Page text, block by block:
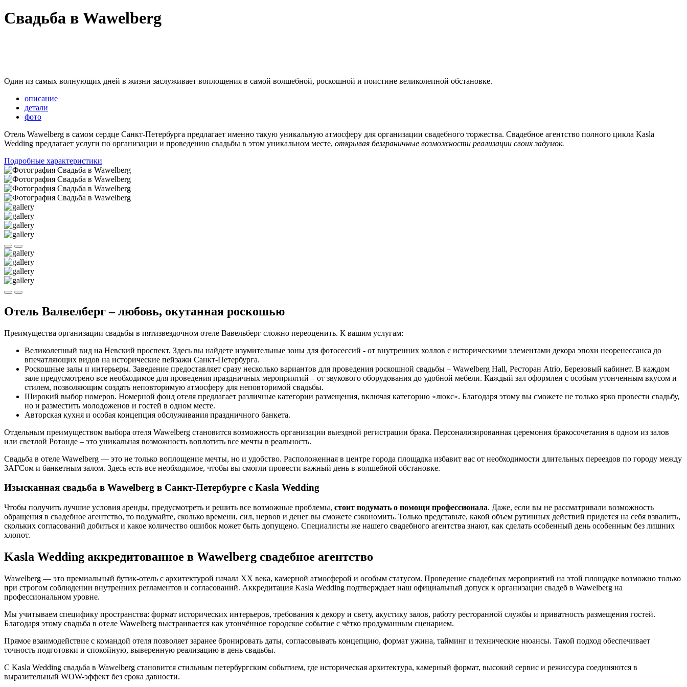
Свадьба в Wawelberg
Один из самых волнующих дней в жизни заслуживает воплощения в самой волшебной, роскошной и поистине великолепной обстановке.
описание
детали
фото
Отель Wawelberg в самом сердце Санкт-Петербурга предлагает именно такую уникальную атмосферу для организации свадебного торжества. Свадебное агентство полного цикла Kasla
Wedding предлагает услуги по организации и проведению свадьбы в этом уникальном месте, открывая безграничные возможности реализации своих задумок.
Подробные характеристики
Отель Валвелберг – любовь, окутанная роскошью
Преимущества организации свадьбы в пятизвездочном отеле Вавельберг сложно переоценить. К вашим услугам:
Великолепный вид на Невский проспект. Здесь вы найдете изумительные зоны для фотосессий - от внутренних холлов с историческими элементами декора эпохи неоренессанса до
впечатляющих видов на исторические пейзажи Санкт-Петербурга.
Роскошные залы и интерьеры. Заведение предоставляет сразу несколько вариантов для проведения роскошной свадьбы – Wawelberg Hall, Ресторан Atrio, Березовый кабинет. В каждом
зале предусмотрено все необходимое для проведения праздничных мероприятий – от звукового оборудования до удобной мебели. Каждый зал оформлен с особым утонченным вкусом и
стилем, позволяющим создать неповторимую атмосферу для неповторимой свадьбы.
Широкий выбор номеров. Номерной фонд отеля предлагает различные категории размещения, включая категорию «люкс». Благодаря этому вы сможете не только ярко провести свадьбу,
но и разместить молодоженов и гостей в одном месте.
Авторская кухня и особая концепция обслуживания праздничного банкета.
Отдельным преимуществом выбора отеля Wawelberg становится возможность организации выездной регистрации брака. Персонализированная церемония бракосочетания в одном из залов
или светлой Ротонде – это уникальная возможность воплотить все мечты в реальность.
Свадьба в отеле Wawelberg — это не только воплощение мечты, но и удобство. Расположенная в центре города площадка избавит вас от необходимости длительных переездов по городу между
ЗАГСом и банкетным залом. Здесь есть все необходимое, чтобы вы смогли провести важный день в волшебной обстановке.
Изысканная свадьба в Wawelberg в Санкт-Петербурге с Kasla Wedding
Чтобы получить лучшие условия аренды, предусмотреть и решить все возможные проблемы, стоит подумать о помощи профессионала. Даже, если вы не рассматривали возможность
обращения в свадебное агентство, то подумайте, сколько времени, сил, нервов и денег вы сможете сэкономить. Только представьте, какой объем рутинных действий придется на себя взвалить,
скольких согласований добиться и какое количество ошибок может быть допущено. Специалисты же нашего свадебного агентства знают, как сделать особенный день особенным без лишних
хлопот.
Kasla Wedding аккредитованное в Wawelberg свадебное агентство
Wawelberg — это премиальный бутик-отель с архитектурой начала XX века, камерной атмосферой и особым статусом. Проведение свадебных мероприятий на этой площадке возможно только
при строгом соблюдении внутренних регламентов и согласований. Аккредитация Kasla Wedding подтверждает наш официальный допуск к организации свадеб в Wawelberg на
профессиональном уровне.
Мы учитываем специфику пространства: формат исторических интерьеров, требования к декору и свету, акустику залов, работу ресторанной службы и приватность размещения гостей.
Благодаря этому свадьба в отеле Wawelberg выстраивается как утончённое городское событие с чётко продуманным сценарием.
Прямое взаимодействие с командой отеля позволяет заранее бронировать даты, согласовывать концепцию, формат ужина, тайминг и технические нюансы. Такой подход обеспечивает
точность подготовки и спокойную, выверенную реализацию в день свадьбы.
С Kasla Wedding свадьба в Wawelberg становится стильным петербургским событием, где историческая архитектура, камерный формат, высокий сервис и режиссура соединяются в
выразительный WOW-эффект без срока давности.